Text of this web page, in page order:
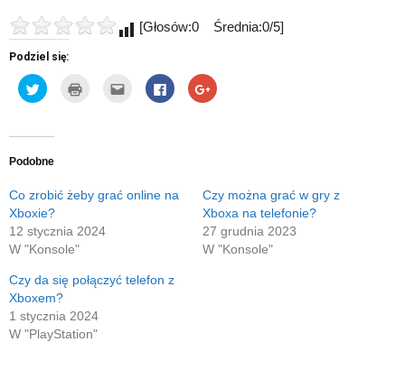
[Głosów:0 Średnia:0/5]
Podziel się:
Udostępnij
na
nowym
Kliknij
wydrukować(Otwiera
Kliknij,
wysłać
w
nowym
Click
to
share
Click
to
Podobne
Co zrobić żeby grać online na
Xboxie?
12 stycznia 2024
W "Konsole"
Czy można grać w gry z
Xboxa na telefonie?
27 grudnia 2023
W "Konsole"
Czy da się połączyć telefon z
Xboxem?
1 stycznia 2024
W "PlayStation"